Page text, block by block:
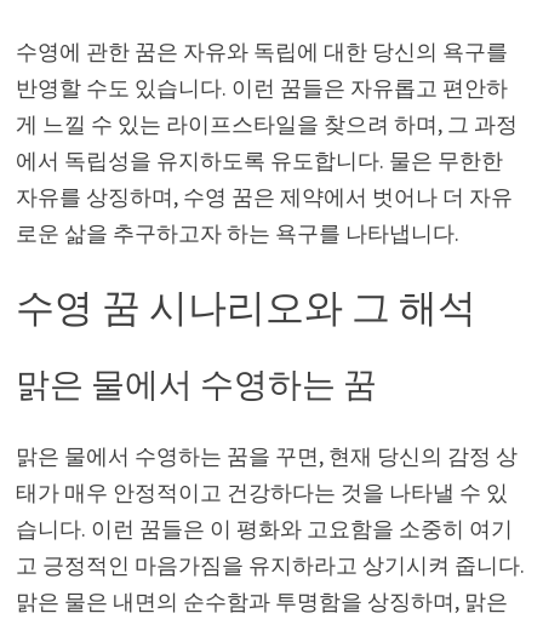
수영에 관한 꿈은 자유와 독립에 대한 당신의 욕구를
반영할 수도 있습니다. 이런 꿈들은 자유롭고 편안하
게 느낄 수 있는 라이프스타일을 찾으려 하며, 그 과정
에서 독립성을 유지하도록 유도합니다. 물은 무한한
자유를 상징하며, 수영 꿈은 제약에서 벗어나 더 자유
로운 삶을 추구하고자 하는 욕구를 나타냅니다.
수영 꿈 시나리오와 그 해석
맑은 물에서 수영하는 꿈
맑은 물에서 수영하는 꿈을 꾸면, 현재 당신의 감정 상
태가 매우 안정적이고 건강하다는 것을 나타낼 수 있
습니다. 이런 꿈들은 이 평화와 고요함을 소중히 여기
고 긍정적인 마음가짐을 유지하라고 상기시켜 줍니다.
맑은 물은 내면의 순수함과 투명함을 상징하며, 맑은